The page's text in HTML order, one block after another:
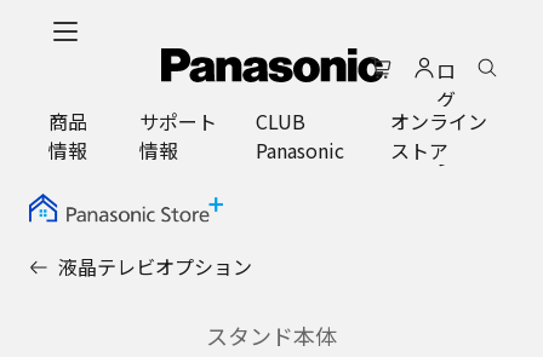
ロ
グ
イ
ン
商品
情報
サポート
情報
CLUB
Panasonic
オンライン
ストア
液晶テレビオプション
スタンド本体